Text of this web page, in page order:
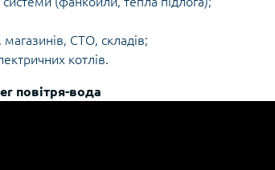
магазинів, СТО, складів;
котлів.
повітря-вода